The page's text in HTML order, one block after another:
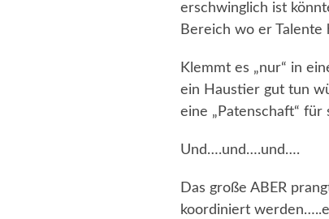
erschwinglich ist
Bereich wo er
Klemmt es „nur“ in
ein Haustier gut tun
eine „Patenschaft“
Und….und….und….
Das große ABER
koordiniert